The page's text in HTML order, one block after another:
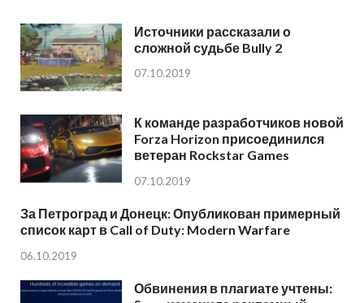
Источники рассказали о
сложной судьбе Bully 2
07.10.2019
К команде разработчиков новой
Forza Horizon присоединился
ветеран Rockstar Games
07.10.2019
За Петроград и Донецк: Опубликован примерный
список карт в Call of Duty: Modern Warfare
06.10.2019
Обвинения в плагиате учтены: